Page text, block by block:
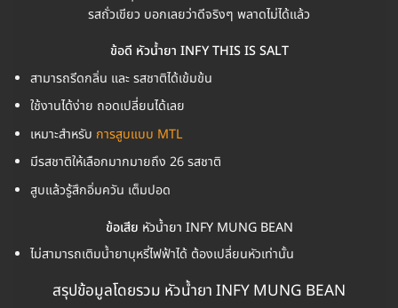
รสถั่วเขียว บอกเลยว่าดีจริงๆ พลาดไม่ได้แล้ว
ข้อดี หัวน้ำยา INFY THIS IS SALT
สามารถรีดกลิ่น และ รสชาติได้เข้มข้น
ใช้งานได้ง่าย ถอดเปลี่ยนได้เลย
เหมาะสำหรับ การสูบแบบ MTL
มีรสชาติให้เลือกมากมายถึง 26 รสชาติ
สูบแล้วรู้สึกอิ่มควัน เต็มปอด
ข้อเสีย หัวน้ำยา INFY MUNG BEAN
ไม่สามารถเติมน้ำยาบุหรี่ไฟฟ้าได้ ต้องเปลี่ยนหัวเท่านั้น
สรุปข้อมูลโดยรวม หัวน้ำยา INFY MUNG BEAN